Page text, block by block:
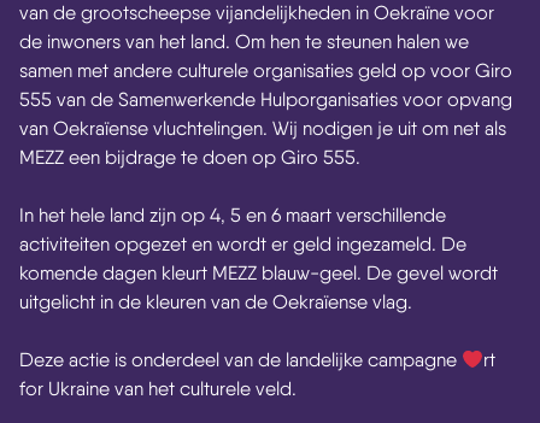
Skip navigatie
van de grootscheepse vijandelijkheden in Oekraïne voor
de inwoners van het land. Om hen te steunen halen we
samen met andere culturele organisaties geld op voor Giro
555 van de Samenwerkende Hulporganisaties voor opvang
van Oekraïense vluchtelingen. Wij nodigen je uit om net als
MEZZ een bijdrage te doen op Giro 555.
In het hele land zijn op 4, 5 en 6 maart verschillende
activiteiten opgezet en wordt er geld ingezameld. De
komende dagen kleurt MEZZ blauw-geel. De gevel wordt
uitgelicht in de kleuren van de Oekraïense vlag.
Deze actie is onderdeel van de landelijke campagne
rt
for Ukraine van het culturele veld.